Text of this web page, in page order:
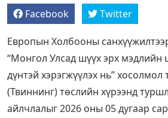
Facebook Twitter
Европын Холбооны
“Монгол Улсад шүүх эрх мэдлийн
дүнтэй хэрэгжүүлэх нь”
(Твиннинг) төслийн хүрээнд
айлчлалыг 2026 оны 05 дугаар